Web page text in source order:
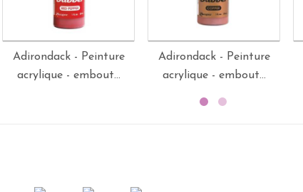
Adirondack - Peinture
acrylique - embout...
Adirondack - Peinture
acrylique - embout...